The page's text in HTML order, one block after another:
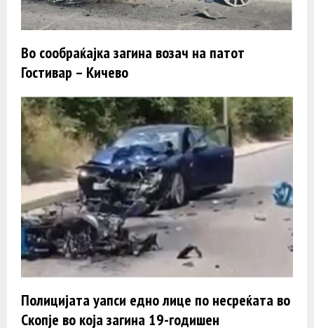
Во сообраќајка загина возач на патот
Гостивар – Кичево
Полицијата уапси едно лице по несреќата во
Скопје во која загина 19-годишен